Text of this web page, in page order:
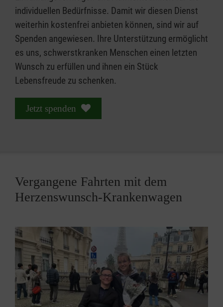
individuellen Bedürfnisse. Damit wir diesen Dienst
weiterhin kostenfrei anbieten können, sind wir auf
Spenden angewiesen. Ihre Unterstützung ermöglicht
es uns, schwerstkranken Menschen einen letzten
Wunsch zu erfüllen und ihnen ein Stück
Lebensfreude zu schenken.
Jetzt spenden
Vergangene Fahrten mit dem
Herzenswunsch-Krankenwagen